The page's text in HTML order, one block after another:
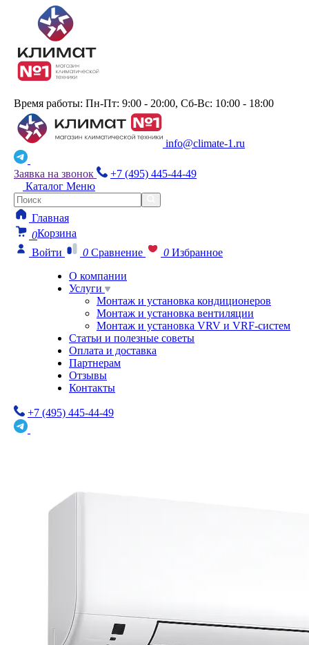
Время работы: Пн-Пт: 9:00 - 20:00, Сб-Вс: 10:00 - 18:00
info@climate-1.ru
Заявка на звонок
+7 (495) 445-44-49
Каталог Меню
Главная
0Корзина
Войти
0 Сравнение 0 Избранное
О компании
Услуги
Монтаж и установка кондиционеров
Монтаж и установка вентиляции
Монтаж и установка VRV и VRF-систем
Статьи и полезные советы
Оплата и доставка
Партнерам
Отзывы
Контакты
+7 (495) 445-44-49